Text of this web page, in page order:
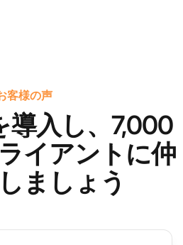
客様の声
導入し、7,000
イアントに仲
ましょう